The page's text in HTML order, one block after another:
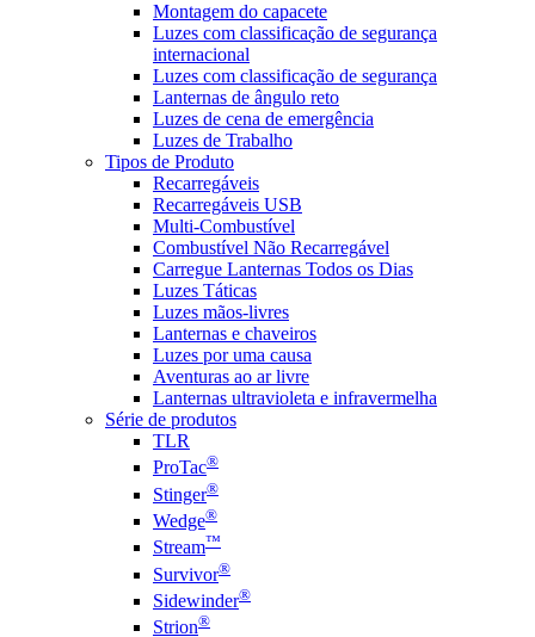
Montagem do capacete
Luzes com classificação de segurança
internacional
Luzes com classificação de segurança
Lanternas de ângulo reto
Luzes de cena de emergência
Luzes de Trabalho
Tipos de Produto
Recarregáveis
Recarregáveis USB
Multi-Combustível
Combustível Não Recarregável
Carregue Lanternas Todos os Dias
Luzes Táticas
Luzes mãos-livres
Lanternas e chaveiros
Luzes por uma causa
Aventuras ao ar livre
Lanternas ultravioleta e infravermelha
Série de produtos
TLR
ProTac®
Stinger®
Wedge®
Stream™
Survivor®
Sidewinder®
Strion®